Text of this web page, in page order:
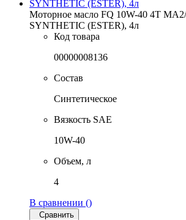
Моторное масло FQ 10W-40 4T
SYNTHETIC (ESTER), 4л
Код товара
00000008136
Состав
Синтетическое
Вязкость SAE
10W-40
Объем, л
4
В сравнении ()
Сравнить